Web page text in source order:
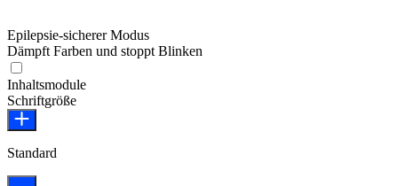
Epilepsie-sicherer Modus
Dämpft Farben und stoppt Blinken
Inhaltsmodule
Schriftgröße
Standard